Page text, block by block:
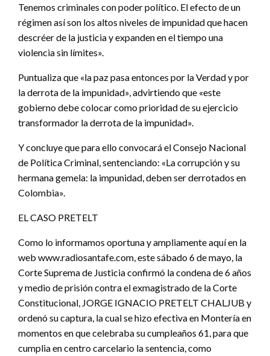
Tenemos criminales con poder político. El efecto de un
régimen así son los altos niveles de impunidad que hacen
descréer de la justicia y expanden en el tiempo una
violencia sin límites».
Puntualiza que «la paz pasa entonces por la Verdad y por
la derrota de la impunidad», advirtiendo que «este
gobierno debe colocar como prioridad de su ejercicio
transformador la derrota de la impunidad».
Y concluye que para ello convocará el Consejo Nacional
de Política Criminal, sentenciando: «La corrupción y su
hermana gemela: la impunidad, deben ser derrotados en
Colombia».
EL CASO PRETELT
Como lo informamos oportuna y ampliamente aquí en la
web www.radiosantafe.com, este sábado 6 de mayo, la
Corte Suprema de Justicia confirmó la condena de 6 años
y medio de prisión contra el exmagistrado de la Corte
Constitucional, JORGE IGNACIO PRETELT CHALJUB y
ordenó su captura, la cual se hizo efectiva en Montería en
momentos en que celebraba su cumpleaños 61, para que
cumplia en centro carcelario la sentencia, como